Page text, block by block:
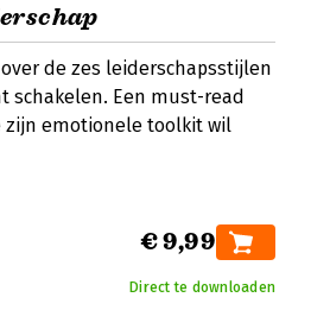
de zes leiderschapsstijlen
schakelen. Een must-read
zijn emotionele toolkit wil
€ 9,99
Direct te downloaden